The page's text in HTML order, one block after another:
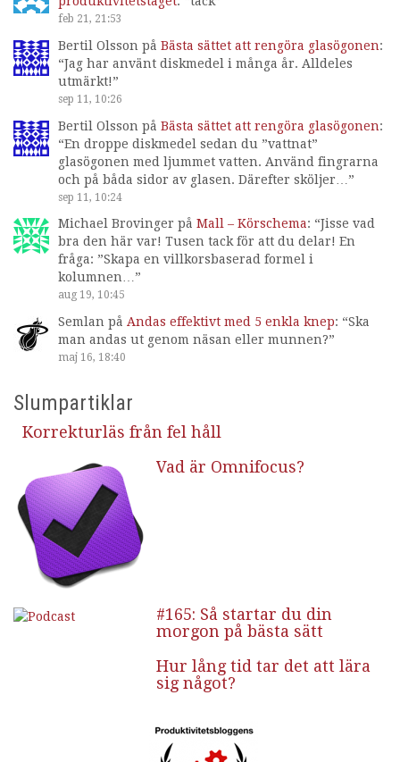
feb 21, 21:53
Bertil Olsson på Bästa sättet att rengöra glasögonen:
“Jag har använt diskmedel i många år. Alldeles
utmärkt!”
sep 11, 10:26
Bertil Olsson på Bästa sättet att rengöra glasögonen:
“En droppe diskmedel sedan du ”vattnat”
glasögonen med ljummet vatten. Använd fingrarna
och på båda sidor av glasen. Därefter sköljer… ”
sep 11, 10:24
Michael Brovinger på Mall – Körschema: “Jisse vad
bra den här var! Tusen tack för att du delar! En
fråga: ”Skapa en villkorsbaserad formel i
kolumnen…”
aug 19, 10:45
Semlan på Andas effektivt med 5 enkla knep: “Ska
man andas ut genom näsan eller munnen?”
maj 16, 18:40
Slumpartiklar
Korrekturläs från fel håll
Vad är Omnifocus?
#165: Så startar du din
morgon på bästa sätt
Hur lång tid tar det att lära
sig något?